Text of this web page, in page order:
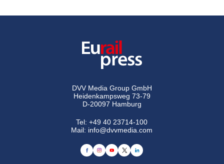
DVV Media Group GmbH
Heidenkampsweg 73-79
D-20097 Hamburg
Tel:+49 40 23714-100
Mail: info@dvvmedia.com